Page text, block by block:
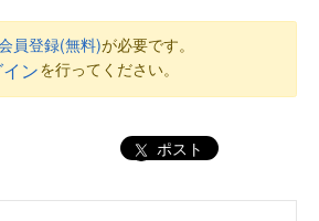
員登録(無料)が必要です。
ンを行ってください。
ポスト